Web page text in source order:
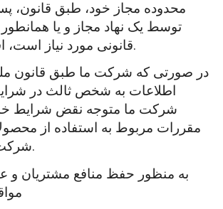
محدوده مجاز خود، طبق
توسط یک نهاد مجاز و یا
قانونی مورد نیاز است، افشا می شود.
در صورتی که شرکت ما طبق قانون
اطلاعات به شخص ثالث در
شرکت ما متوجه نقض شرایط
مقررات مربوط به استفاده از
شرکت ما می شود.
به منظور حفظ منافع مشتریان و